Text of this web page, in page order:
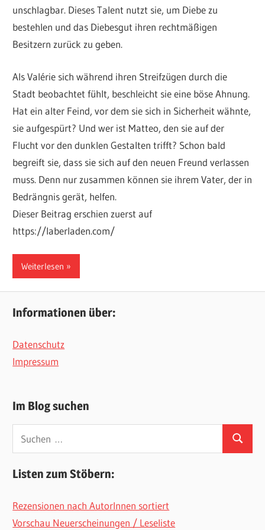
unschlagbar. Dieses Talent nutzt sie, um Diebe zu
bestehlen und das Diebesgut ihren rechtmäßigen
Besitzern zurück zu geben.
Als Valérie sich während ihren Streifzügen durch die
Stadt beobachtet fühlt, beschleicht sie eine böse Ahnung.
Hat ein alter Feind, vor dem sie sich in Sicherheit wähnte,
sie aufgespürt? Und wer ist Matteo, den sie auf der
Flucht vor den dunklen Gestalten trifft? Schon bald
begreift sie, dass sie sich auf den neuen Freund verlassen
muss. Denn nur zusammen können sie ihrem Vater, der in
Bedrängnis gerät, helfen.
Dieser Beitrag erschien zuerst auf
https://laberladen.com/
Weiterlesen
Informationen über:
Datenschutz
Impressum
Im Blog suchen
Suchen
Listen zum Stöbern:
Rezensionen nach AutorInnen sortiert
Vorschau Neuerscheinungen / Leseliste